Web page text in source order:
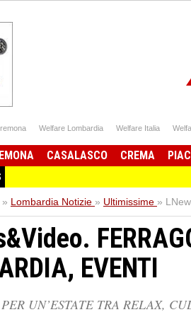
Welfare Lombardia Welfare Italia
CASALASCO CREMA
» Lombardia Notizie » Ultimissime »
EVENTI
UN’ESTATE TRA RELAX,